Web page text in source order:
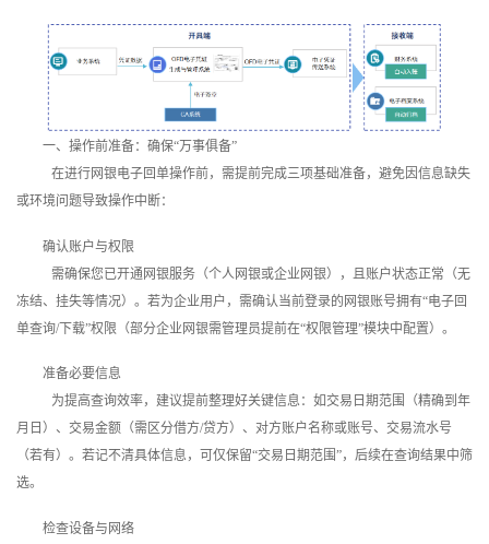
一、操作前准备：确保“万事俱备”
在进行网银电子回单操作前，需提前完成三项基础准备，避免因信息缺失
或环境问题导致操作中断：
确认账户与权限
需确保您已开通网银服务（个人网银或企业网银），且账户状态正常（无
冻结、挂失等情况）。若为企业用户，需确认当前登录的网银账号拥有“电子回
单查询/下载”权限（部分企业网银需管理员提前在“权限管理”模块中配置）。
准备必要信息
为提高查询效率，建议提前整理好关键信息：如交易日期范围（精确到年
月日）、交易金额（需区分借方/贷方）、对方账户名称或账号、交易流水号
（若有）。若记不清具体信息，可仅保留“交易日期范围”，后续在查询结果中筛
选。
检查设备与网络